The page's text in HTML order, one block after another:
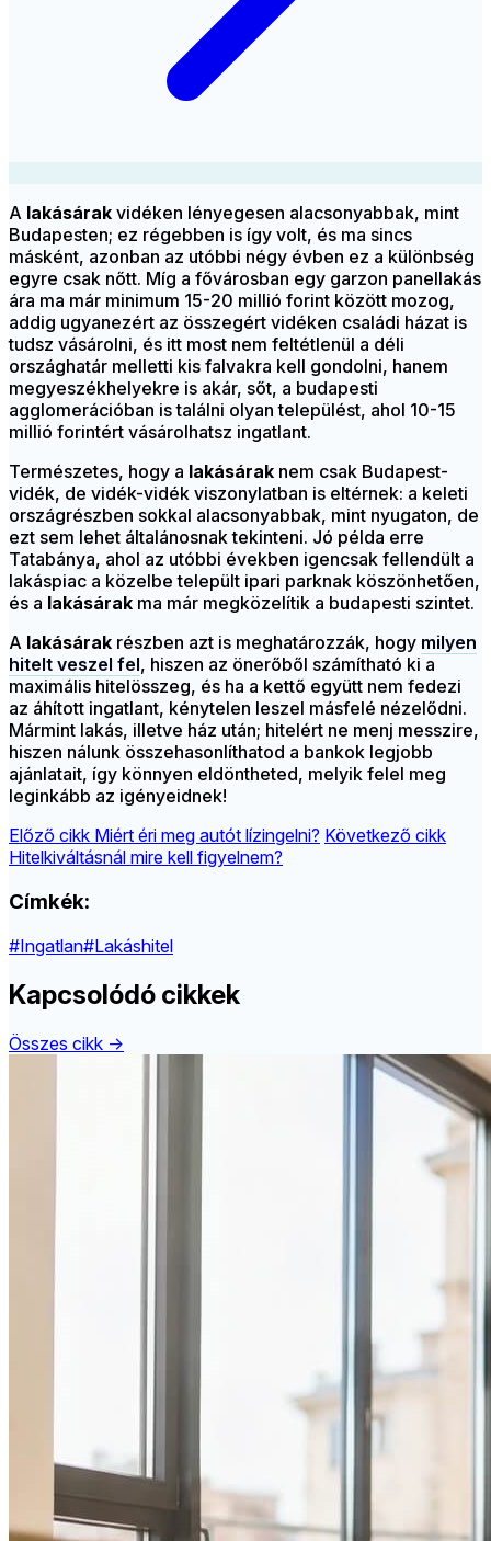
A lakásárak vidéken lényegesen alacsonyabbak, mint
Budapesten; ez régebben is így volt, és ma sincs
másként, azonban az utóbbi négy évben ez a különbség
egyre csak nőtt. Míg a fővárosban egy garzon panellakás
ára ma már minimum 15-20 millió forint között mozog,
addig ugyanezért az összegért vidéken családi házat is
tudsz vásárolni, és itt most nem feltétlenül a déli
országhatár melletti kis falvakra kell gondolni, hanem
megyeszékhelyekre is akár, sőt, a budapesti
agglomerációban is találni olyan települést, ahol 10-15
millió forintért vásárolhatsz ingatlant.
Természetes, hogy a lakásárak nem csak Budapest-
vidék, de vidék-vidék viszonylatban is eltérnek: a keleti
országrészben sokkal alacsonyabbak, mint nyugaton, de
ezt sem lehet általánosnak tekinteni. Jó példa erre
Tatabánya, ahol az utóbbi években igencsak fellendült a
lakáspiac a közelbe települt ipari parknak köszönhetően,
és a lakásárak ma már megközelítik a budapesti szintet.
A lakásárak részben azt is meghatározzák, hogy milyen
hitelt veszel fel, hiszen az önerőből számítható ki a
maximális hitelösszeg, és ha a kettő együtt nem fedezi
az áhított ingatlant, kénytelen leszel másfelé nézelődni.
Mármint lakás, illetve ház után; hitelért ne menj messzire,
hiszen nálunk összehasonlíthatod a bankok legjobb
ajánlatait, így könnyen eldöntheted, melyik felel meg
leginkább az igényeidnek!
Előző cikk Miért éri meg autót lízingelni? Következő cikk
Hitelkiváltásnál mire kell figyelnem?
Címkék:
#Ingatlan#Lakáshitel
Kapcsolódó cikkek
Összes cikk →